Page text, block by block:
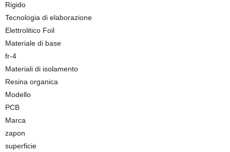
Rigido
Tecnologia di elaborazione
Elettrolitico Foil
Materiale di base
fr-4
Materiali di isolamento
Resina organica
Modello
PCB
Marca
zapon
superficie